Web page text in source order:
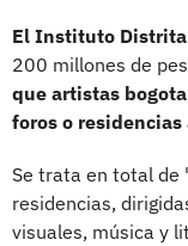
El Instituto
200 millones de
que artistas
foros o
Se trata en total de
residencias,
visuales, música y